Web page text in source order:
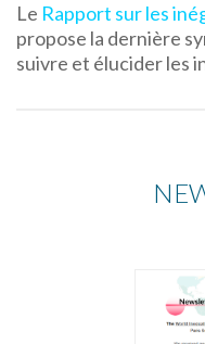
Le Rapport sur les
propose la dernière
suivre et élucider les